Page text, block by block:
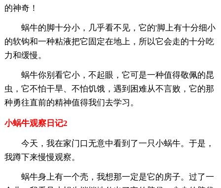
的神奇！
蜗牛的脚十分小，几乎看不见，它的'脚上有十分细小
的软钩和一种粘液把它固定在地上，所以它会走的十分吃
力和缓慢。
蜗牛你别看它小，不起眼，它可是一种值得敬佩的昆
虫，它不怕干旱、不怕饥饿，遇到困难从不言败，它的那
种勇往直前的精神值得我们去学习。
小蜗牛观察日记2
今天，我在家门口无意中看到了一只小蜗牛。于是，
我蹲下来慢慢观察。
蜗牛身上有一个壳，我想那一定是它的房子。过了一